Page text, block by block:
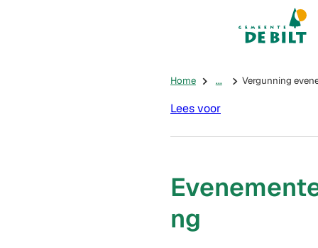
Mijn De Bilt
(Verwijst
Home ... Vergunning
Lees voor
ng